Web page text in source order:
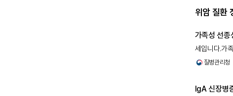
위암 질환
가족성 선종
세입니다.가
있습니다. 소
질병관리청
IgA 신장병